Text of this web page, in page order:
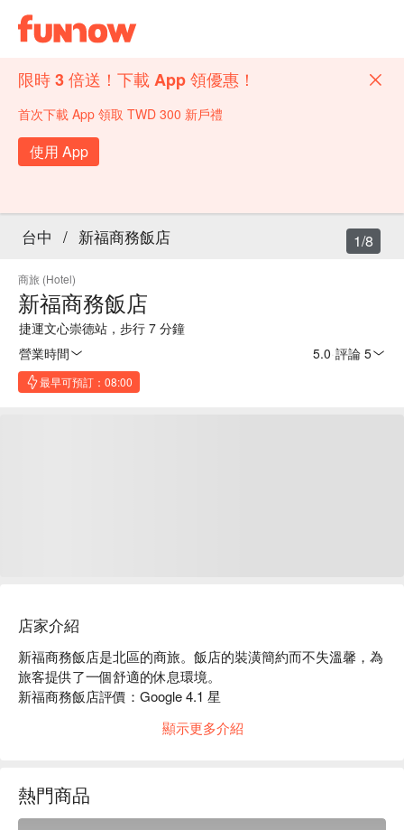
限時 3 倍送！下載 App 領優惠！
首次下載 App 領取 TWD 300 新戶禮
使用 App
台中 / 新福商務飯店
商旅 (Hotel)
新福商務飯店
捷運文心崇德站，步行 7 分鐘
營業時間
5.0 評論 5
最早可預訂：08:00
1/8
店家介紹
新福商務飯店是北區的商旅。飯店的裝潢簡約而不失溫馨，為
旅客提供了一個舒適的休息環境。
新福商務飯店評價：Google 4.1 星
多家餐廳和藥妝店，步行即可到達捷運站。
顯示更多介紹
熱門商品